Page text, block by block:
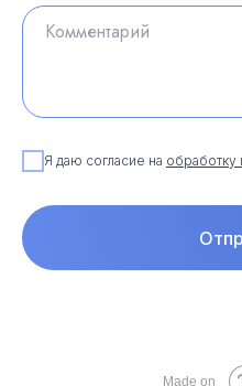
Я даю согласие на обработку
Made on